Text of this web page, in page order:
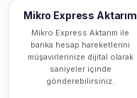
Mikro Express Aktarım
Mikro Express Aktarım ile
banka hesap hareketlerini
müşavirlerinize dijital olarak
saniyeler içinde
gönderebilirsiniz.